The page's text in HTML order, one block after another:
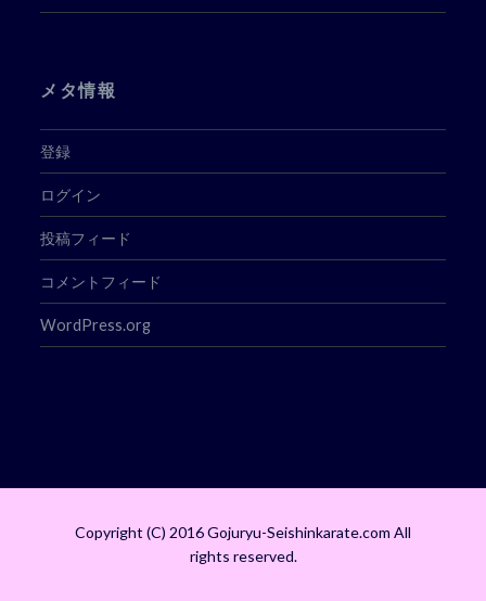
メタ情報
登録
ログイン
投稿フィード
コメントフィード
WordPress.org
Copyright (C) 2016 Gojuryu-Seishinkarate.com All
rights reserved.